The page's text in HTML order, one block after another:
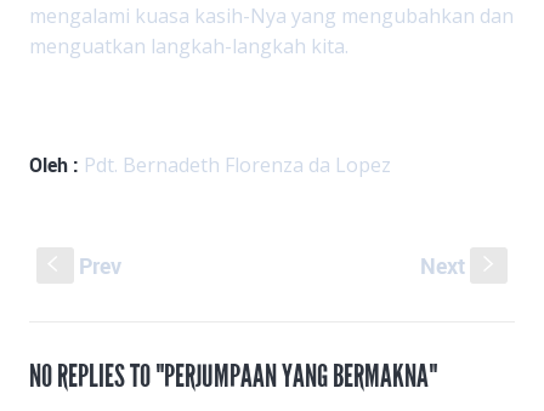
mengalami kuasa kasih-Nya yang mengubahkan dan
menguatkan langkah-langkah kita.
Oleh : Pdt. Bernadeth Florenza da Lopez
Prev Next
NO REPLIES TO "PERJUMPAAN YANG BERMAKNA"